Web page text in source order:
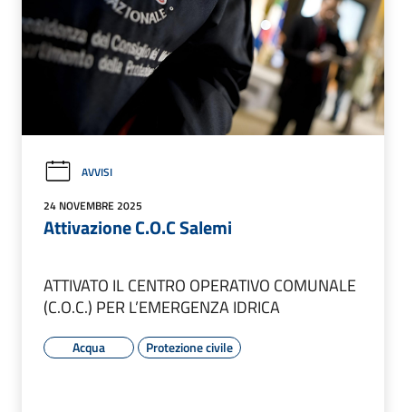
AVVISI
24 NOVEMBRE 2025
Attivazione C.O.C Salemi
ATTIVATO IL CENTRO OPERATIVO COMUNALE
(C.O.C.) PER L’EMERGENZA IDRICA
Acqua Protezione civile